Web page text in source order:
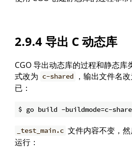
2.9.4 导出 C 动态库
CGO 导出动态库的过程和静态库
式改为 c-shared ，输出文件名
已：
_test_main.c 文件内容不变，
运行：